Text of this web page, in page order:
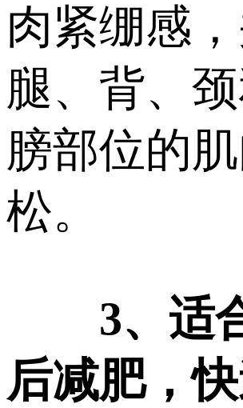
肉紧绷感
腿、背、
膀部位的
松。
3、适
后减肥，